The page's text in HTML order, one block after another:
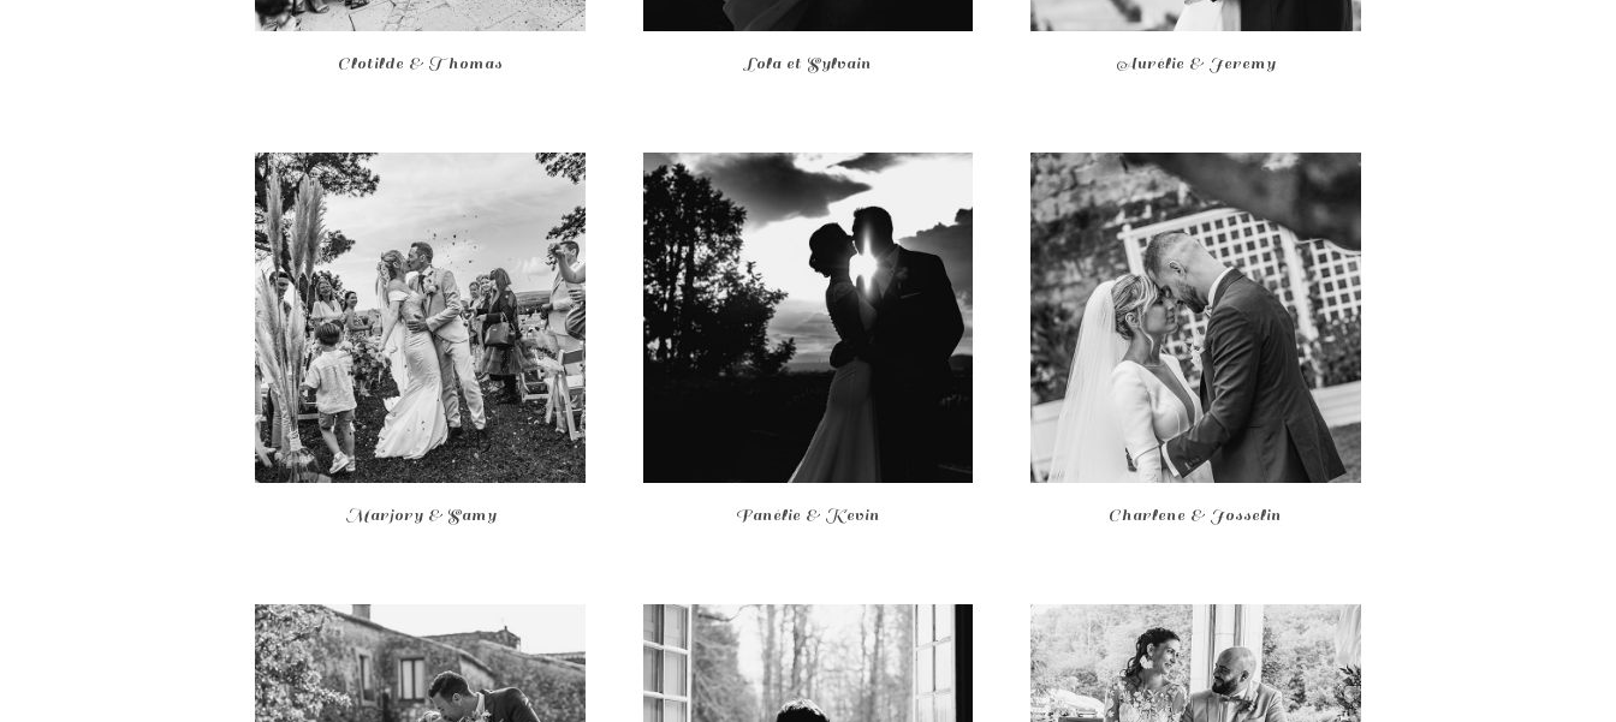
Clotilde & Thomas Lola et Sylvain Aurélie & Jeremy
Marjory & Samy Fanélie & Kevin Charlene & Josselin